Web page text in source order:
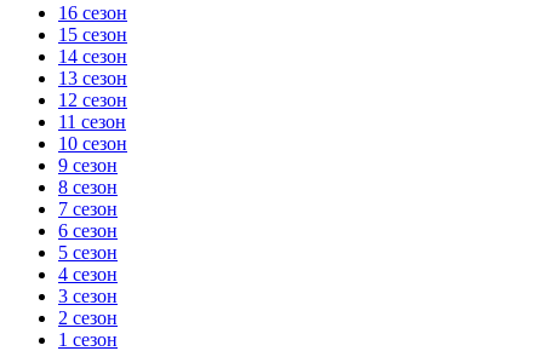
16 сезон
15 сезон
14 сезон
13 сезон
12 сезон
11 сезон
10 сезон
9 сезон
8 сезон
7 сезон
6 сезон
5 сезон
4 сезон
3 сезон
2 сезон
1 сезон